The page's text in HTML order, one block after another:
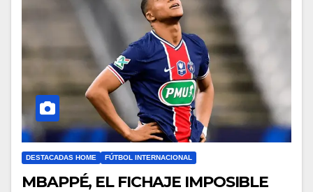
DESTACADAS HOME FÚTBOL INTERNACIONAL
MBAPPÉ, EL FICHAJE IMPOSIBLE